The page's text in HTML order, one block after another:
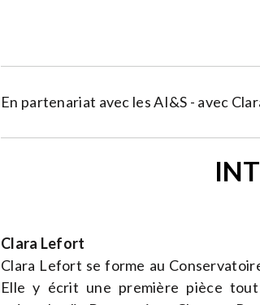
En partenariat avec les AI&S - avec
Clara Lefort
Clara Lefort se forme au
Elle y écrit une première pièce